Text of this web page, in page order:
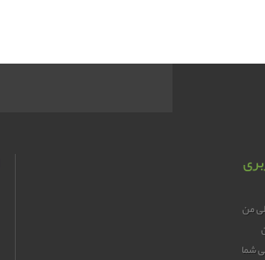
من
شما